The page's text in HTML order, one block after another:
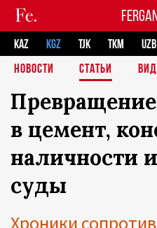
KAZ KGZ TJK TKM UZB
НОВОСТИ
СТАТЬИ
в цемент,
наличности
суды
Хроники